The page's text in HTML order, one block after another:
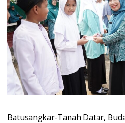
Batusangkar-Tanah Datar,